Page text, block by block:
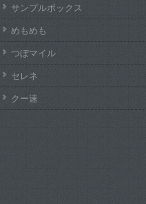
サンプルボックス
めもめも
つぼマイル
セレネ
クー速